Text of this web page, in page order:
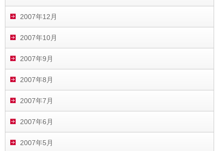
2007年12月
2007年10月
2007年9月
2007年8月
2007年7月
2007年6月
2007年5月